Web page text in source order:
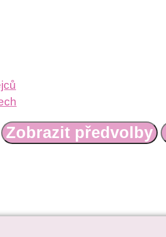
Zobrazit předvolby